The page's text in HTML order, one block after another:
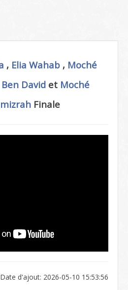
, Elia Wahab , Moché
David et Moché
Finale
Date d'ajout: 2026-05-10 15:53:56